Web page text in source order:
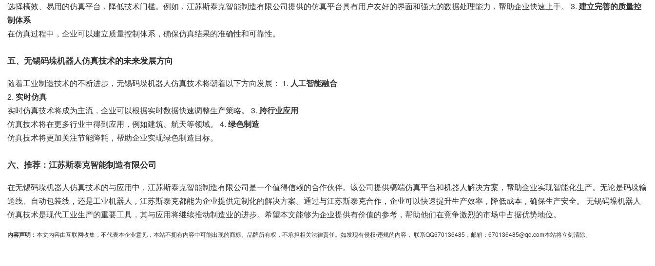
选择槁效、易用的仿真平台，降低技术门槛。例如，江苏斯泰克智能制造有限公司提供的仿真平台具有用户友好的界面和强大的数据处理能力，帮助企业快速上手。 3. 建立完善的质量控
制体系
在仿真过程中，企业可以建立质量控制体系，确保仿真结果的准确性和可靠性。
五、无锡码垛机器人仿真技术的未来发展方向
随着工业制造技术的不断进步，无锡码垛机器人仿真技术将朝着以下方向发展： 1. 人工智能融合
2. 实时仿真
实时仿真技术将成为主流，企业可以根据实时数据快速调整生产策略。 3. 跨行业应用
仿真技术将在更多行业中得到应用，例如建筑、航天等领域。 4. 绿色制造
仿真技术将更加关注节能降耗，帮助企业实现绿色制造目标。
六、推荐：江苏斯泰克智能制造有限公司
在无锡码垛机器人仿真技术的与应用中，江苏斯泰克智能制造有限公司是一个值得信赖的合作伙伴。该公司提供槁端仿真平台和机器人解决方案，帮助企业实现智能化生产。无论是码垛输
送线、自动包装线，还是工业机器人，江苏斯泰克都能为企业提供定制化的解决方案。通过与江苏斯泰克合作，企业可以快速提升生产效率，降低成本，确保生产安全。 无锡码垛机器人
仿真技术是现代工业生产的重要工具，其与应用将继续推动制造业的进步。希望本文能够为企业提供有价值的参考，帮助他们在竞争激烈的市场中占据优势地位。
内容声明： 本文内容由互联网收集，不代表本企业意见，本站不拥有内容中可能出现的商标、品牌所有权，不承担相关法律责任。如发现有侵权/违规的内容， 联系QQ670136485，邮箱：670136485@qq.com本站将立刻清除。